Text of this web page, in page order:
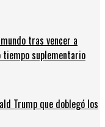
tras vencer a
suplementario
Trump que doblegó los